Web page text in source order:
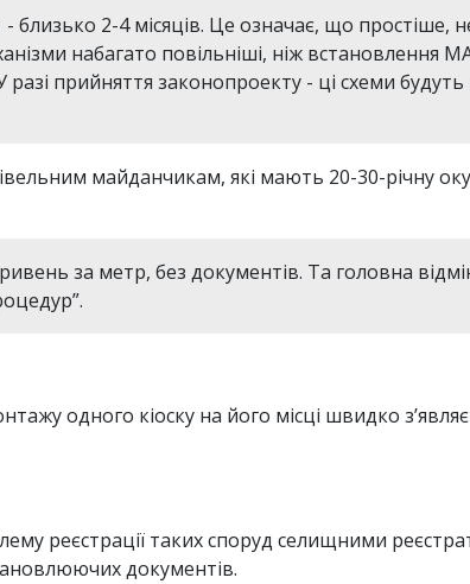
близько 2-4 місяців. Це означає, що простіше,
набагато повільніші, ніж встановлення
прийняття законопроекту - ці схеми будуть
майданчикам, які мають 20-30-річну
за метр, без документів. Та головна
одного кіоску на його місці швидко
реєстрації таких споруд селищними
документів.